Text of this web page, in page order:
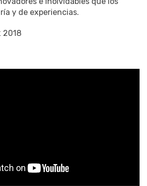
y de experiencias.
2018